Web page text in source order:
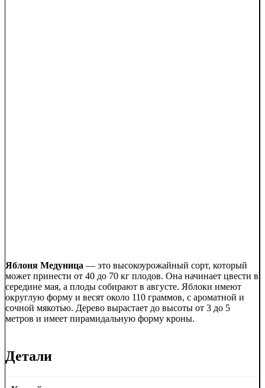
Яблоня Медуница — это высокоурожайный сорт, который
может принести от 40 до 70 кг плодов. Она начинает цвести в
середине мая, а плоды собирают в августе. Яблоки имеют
округлую форму и весят около 110 граммов, с ароматной и
сочной мякотью. Дерево вырастает до высоты от 3 до 5
метров и имеет пирамидальную форму кроны.
Детали